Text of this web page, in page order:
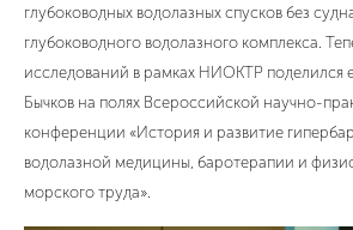
глубоководных водолазных спусков без
глубоководного водолазного комплекса.
исследований в рамках НИОКТР поделился
Бычков на полях Всероссийской научно-
конференции «История и развитие
водолазной медицины, баротерапии и
морского труда».